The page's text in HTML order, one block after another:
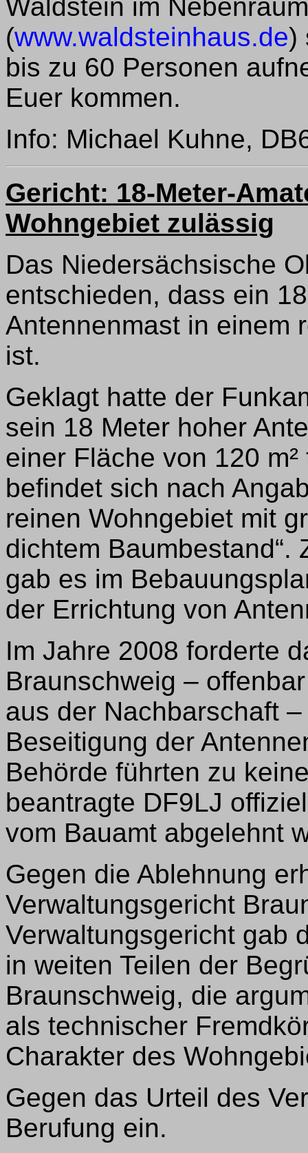
Waldstein im
(www.waldsteinhaus.de)
bis zu 60 Personen
Euer kommen.
Info: Michael Kuhne,
Gericht: 18-Meter-
Wohngebiet zulässig
Das Niedersächsische
entschieden, dass ein
Antennenmast in einem
ist.
Geklagt hatte der
sein 18 Meter hoher
einer Fläche von 120
befindet sich nach
reinen Wohngebiet mit
dichtem Baumbestand“.
gab es im
der Errichtung von
Im Jahre 2008 forderte
Braunschweig –
aus der Nachbarschaft
Beseitigung der
Behörde führten zu
beantragte DF9LJ
vom Bauamt abgelehnt
Gegen die Ablehnung
Verwaltungsgericht
Verwaltungsgericht gab
in weiten Teilen der
Braunschweig, die
als technischer
Charakter des
Gegen das Urteil des
Berufung ein.